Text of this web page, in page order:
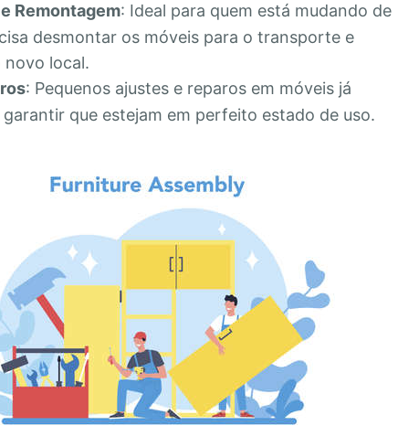
Remontagem: Ideal para quem está mudando de
desmontar os móveis para o transporte e
local.
: Pequenos ajustes e reparos em móveis já
que estejam em perfeito estado de uso.